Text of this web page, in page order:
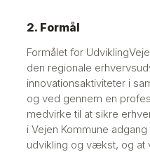
2. Formål
Formålet for
den regionale
innovationsaktiviteter i
og ved gennem en
medvirke til at sikre
i Vejen Kommune
udvikling og vækst, og